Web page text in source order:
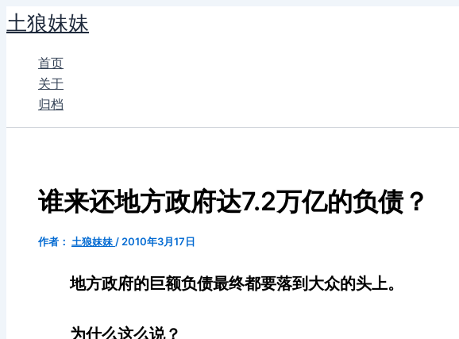
跳
至
土狼妹妹
首页
关于
归档
谁来还地方政府达7.2万亿的负债？
作者： 土狼妹妹 / 2010年3月17日
地方政府的巨额负债最终都要落到大众的头上。
为什么这么说？